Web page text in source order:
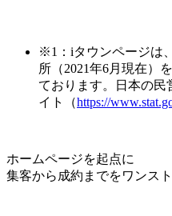
※1：iタウンページは
所（2021年6月現在）
ております。日本の民
イト（https://
ホームページを起点に
集客から成約までをワンス